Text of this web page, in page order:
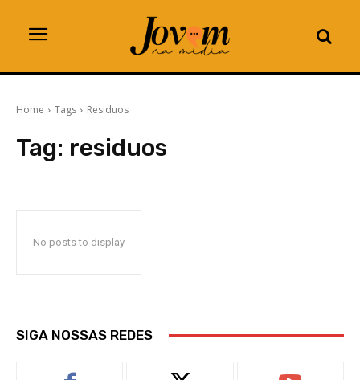
Home Tags Residuos
Tag: residuos
No posts to display
SIGA NOSSAS REDES